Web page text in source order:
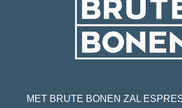
MET BRUTE BONEN ZAL